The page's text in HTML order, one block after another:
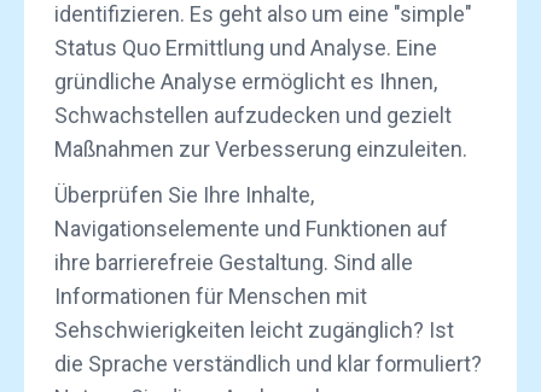
identifizieren. Es geht also um eine "simple"
Status Quo Ermittlung und Analyse. Eine
gründliche Analyse ermöglicht es Ihnen,
Schwachstellen aufzudecken und gezielt
Maßnahmen zur Verbesserung einzuleiten.
Überprüfen Sie Ihre Inhalte,
Navigationselemente und Funktionen auf
ihre barrierefreie Gestaltung. Sind alle
Informationen für Menschen mit
Sehschwierigkeiten leicht zugänglich? Ist
die Sprache verständlich und klar formuliert?